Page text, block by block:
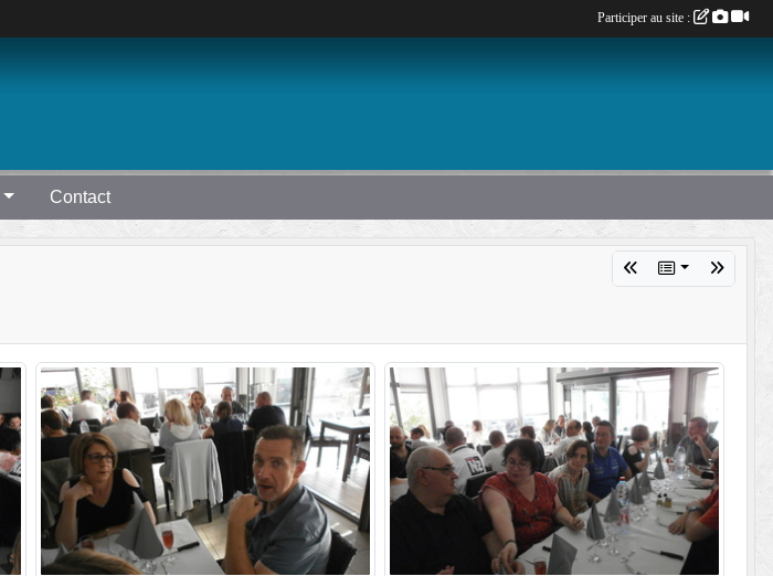
Contact
Participer au site :